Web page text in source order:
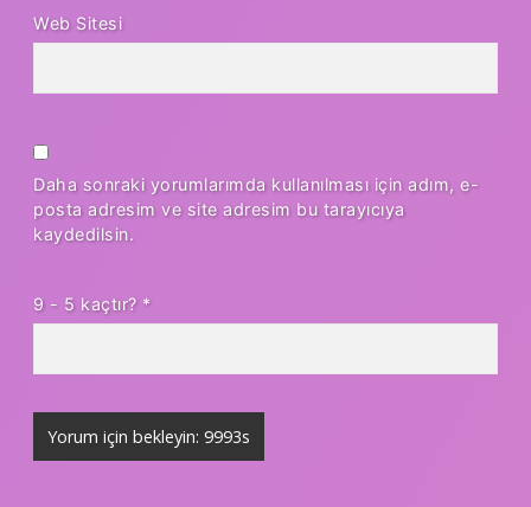
Web Sitesi
Daha sonraki yorumlarımda kullanılması için adım, e-
posta adresim ve site adresim bu tarayıcıya
kaydedilsin.
9 - 5 kaçtır? *